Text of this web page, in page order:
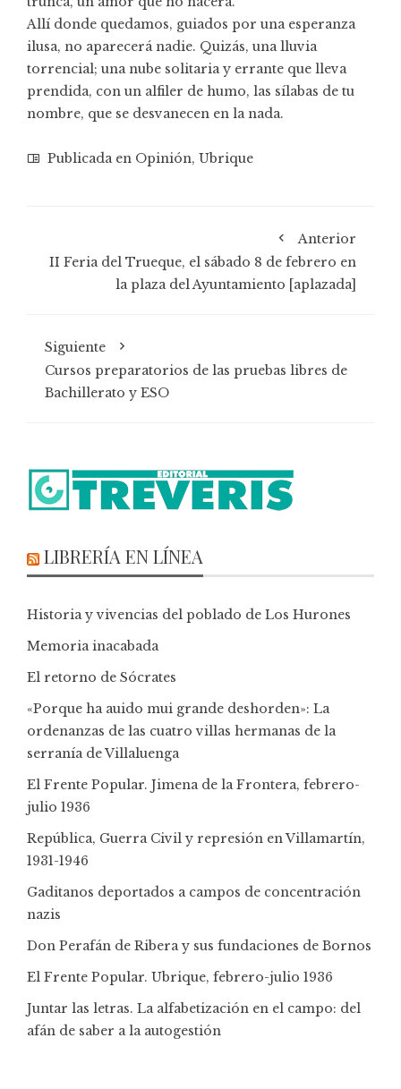
Allí donde quedamos, guiados por una esperanza
ilusa, no aparecerá nadie. Quizás, una lluvia
torrencial; una nube solitaria y errante que lleva
prendida, con un alfiler de humo, las sílabas de tu
nombre, que se desvanecen en la nada.
Publicada en Opinión, Ubrique
Anterior
II Feria del Trueque, el sábado 8 de febrero en
la plaza del Ayuntamiento [aplazada]
Siguiente
Cursos preparatorios de las pruebas libres de
Bachillerato y ESO
LIBRERÍA EN LÍNEA
Historia y vivencias del poblado de Los Hurones
Memoria inacabada
El retorno de Sócrates
«Porque ha auido mui grande deshorden»: La
ordenanzas de las cuatro villas hermanas de la
serranía de Villaluenga
El Frente Popular. Jimena de la Frontera, febrero-
julio 1936
República, Guerra Civil y represión en Villamartín,
1931-1946
Gaditanos deportados a campos de concentración
nazis
Don Perafán de Ribera y sus fundaciones de Bornos
El Frente Popular. Ubrique, febrero-julio 1936
Juntar las letras. La alfabetización en el campo: del
afán de saber a la autogestión